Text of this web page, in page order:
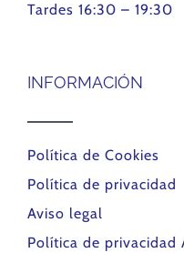
Tardes 16:30 – 19:30
INFORMACIÓN
Política de Cookies
Política de privacidad
Aviso legal
Política de privacidad